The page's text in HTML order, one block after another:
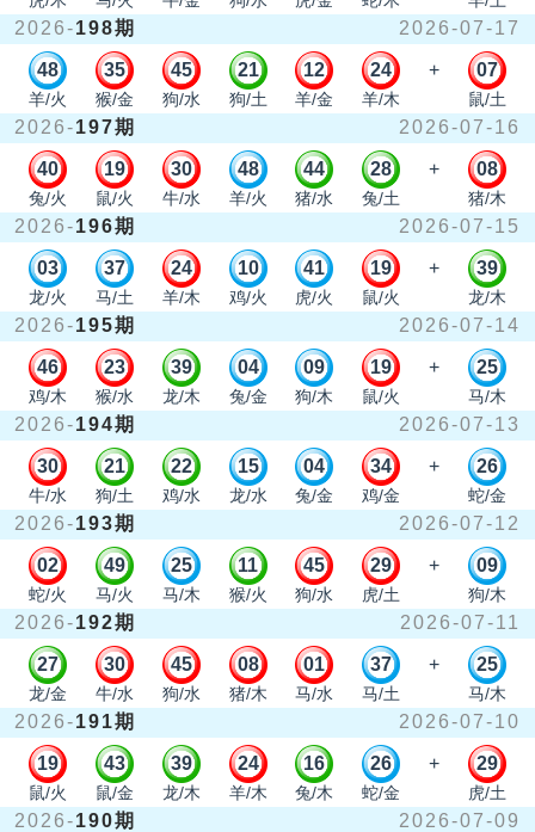
2026-198期 2026-07-17
48
羊/火
35
猴/金
45
狗/水
21
狗/土
12
羊/金
24
羊/木
+ 07
鼠/土
2026-197期 2026-07-16
40
兔/火
19
鼠/火
30
牛/水
48
羊/火
44
猪/水
28
兔/土
+ 08
猪/木
2026-196期 2026-07-15
03
龙/火
37
马/土
24
羊/木
10
鸡/火
41
虎/火
19
鼠/火
+ 39
龙/木
2026-195期 2026-07-14
46
鸡/木
23
猴/水
39
龙/木
04
兔/金
09
狗/木
19
鼠/火
+ 25
马/木
2026-194期 2026-07-13
30
牛/水
21
狗/土
22
鸡/水
15
龙/水
04
兔/金
34
鸡/金
+ 26
蛇/金
2026-193期 2026-07-12
02
蛇/火
49
马/火
25
马/木
11
猴/火
45
狗/水
29
虎/土
+ 09
狗/木
2026-192期 2026-07-11
27
龙/金
30
牛/水
45
狗/水
08
猪/木
01
马/水
37
马/土
+ 25
马/木
2026-191期 2026-07-10
19
鼠/火
43
鼠/金
39
龙/木
24
羊/木
16
兔/木
26
蛇/金
+ 29
虎/土
2026-190期 2026-07-09